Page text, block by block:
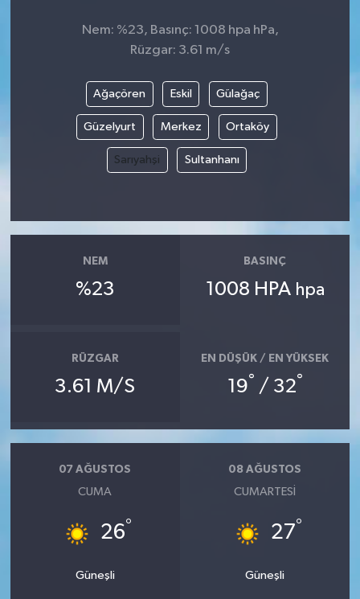
Nem: %23, Basınç: 1008 hpa hPa,
Rüzgar: 3.61 m/s
Ağaçören Eskil Gülağaç
Güzelyurt Merkez Ortaköy
Sarıyahşi Sultanhanı
NEM
%23
BASINÇ
1008 HPA hpa
RÜZGAR
3.61 M/S
EN DÜŞÜK / EN YÜKSEK
19° / 32°
07 AĞUSTOS
CUMA
26°
Güneşli
08 AĞUSTOS
CUMARTESI
27°
Güneşli